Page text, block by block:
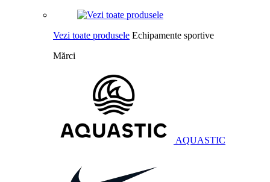
Vezi toate produsele Echipamente sportive
Mărci
AQUASTIC